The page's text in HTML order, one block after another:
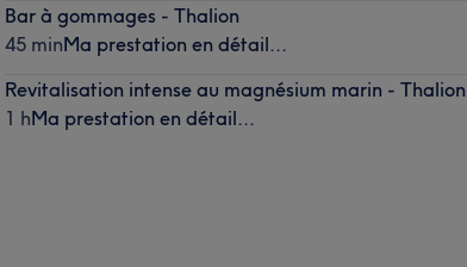
Bar à gommages - Thalion
45 minMa prestation en détail...
Revitalisation intense au magnésium marin - Thalion
1 hMa prestation en détail...